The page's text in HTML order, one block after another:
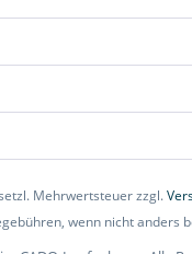
Mehrwertsteuer zzgl.
wenn nicht anders